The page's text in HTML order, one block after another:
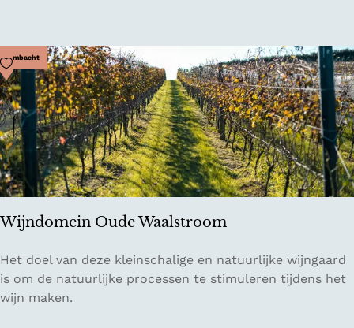
e
v
e
s
t
e
i
n
Wijndomein Oude Waalstroom
W
i
j
Ambacht
Voeg toe als favoriet
Het doel van deze kleinschalige en natuurlijke wijngaard
is om de natuurlijke processen te stimuleren tijdens het
wijn maken.